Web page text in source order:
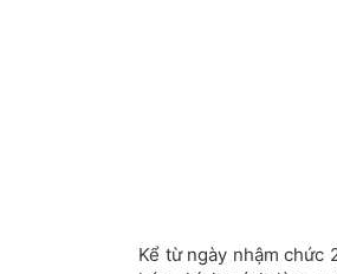
Kể từ ngày nhậm chức